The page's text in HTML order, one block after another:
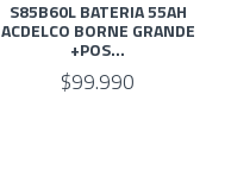
S85B60L BATERIA 55AH
ACDELCO BORNE GRANDE
+POS...
$99.990